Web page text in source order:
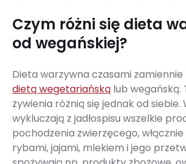
Czym różni się dieta
od wegańskiej?
Dieta warzywna czasami
dietą wegetariańską lub wegańską.
żywienia różnią się jednak od siebie.
wykluczają z jadłospisu wszelkie
pochodzenia zwierzęcego,
rybami, jajami, mlekiem i jego